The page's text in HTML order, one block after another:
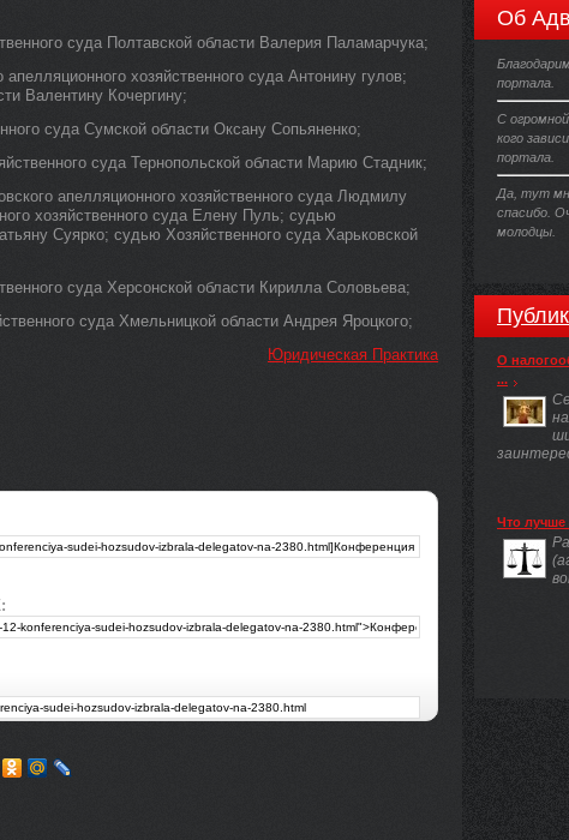
суда Полтавской области Валерия Паламарчука;
хозяйственного суда Антонину гулов;
Валентину Кочергину;
суда Сумской области Оксану Сопьяненко;
суда Тернопольской области Марию Стадник;
апелляционного хозяйственного суда Людмилу
хозяйственного суда Елену Пуль; судью
Суярко; судью Хозяйственного суда Харьковской
суда Херсонской области Кирилла Соловьева;
суда Хмельницкой области Андрея Яроцкого;
Юридическая Практика
Об
портала.
С
кого
портала.
Да, тут
спасибо.
молодцы.
О
...
Что лучше